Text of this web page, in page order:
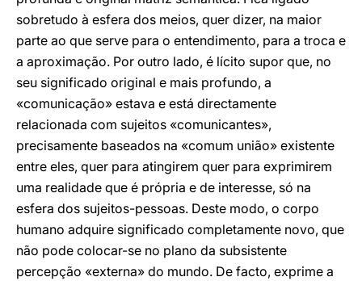
sobretudo à esfera dos meios, quer dizer, na maior
parte ao que serve para o entendimento, para a troca e
a aproximação. Por outro lado, é lícito supor que, no
seu significado original e mais profundo, a
«comunicação» estava e está directamente
relacionada com sujeitos «comunicantes»,
precisamente baseados na «comum união» existente
entre eles, quer para atingirem quer para exprimirem
uma realidade que é própria e de interesse, só na
esfera dos sujeitos-pessoas. Deste modo, o corpo
humano adquire significado completamente novo, que
não pode colocar-se no plano da subsistente
percepção «externa» do mundo. De facto, exprime a